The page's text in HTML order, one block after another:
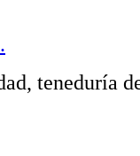
teneduría